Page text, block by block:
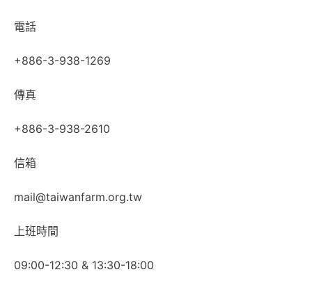
電話
+886-3-938-1269
傳真
+886-3-938-2610
信箱
mail@taiwanfarm.org.tw
上班時間
09:00-12:30 & 13:30-18:00